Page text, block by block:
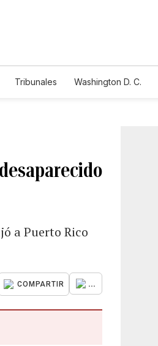
Tribunales Washington D. C.
a Puerto Rico
COMPARTIR ...